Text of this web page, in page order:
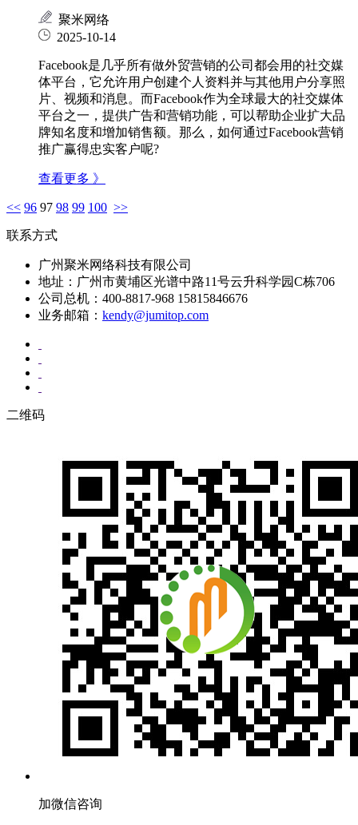
聚米网络
2025-10-14
Facebook是几乎所有做外贸营销的公司都会用的社交媒
体平台，它允许用户创建个人资料并与其他用户分享照
片、视频和消息。而Facebook作为全球最大的社交媒体
平台之一，提供广告和营销功能，可以帮助企业扩大品
牌知名度和增加销售额。那么，如何通过Facebook营销
推广赢得忠实客户呢?
查看更多 》
<< 96 97 98 99 100 >>
联系方式
广州聚米网络科技有限公司
地址：广州市黄埔区光谱中路11号云升科学园C栋706
公司总机：400-8817-968 15815846676
业务邮箱： kendy@jumitop.com
二维码
加微信咨询